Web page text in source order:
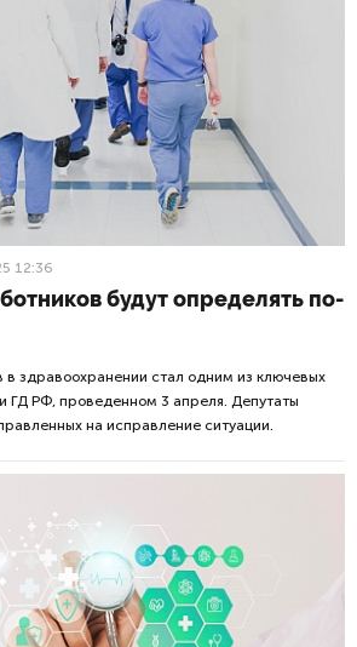
12:36
будут определять по-
в здравоохранении стал одним из ключевых
ГД РФ, проведенном 3 апреля. Депутаты
на исправление ситуации.